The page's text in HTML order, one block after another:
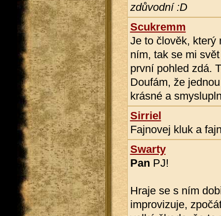
zdůvodní :D
Scukremm
Je to člověk, který
ním, tak se mi
první pohled zdá.
Doufám, že
krásné a
Sirriel
Fajnovej kluk a
Swarty
Pan PJ!
Hraje se s ním
improvizuje,